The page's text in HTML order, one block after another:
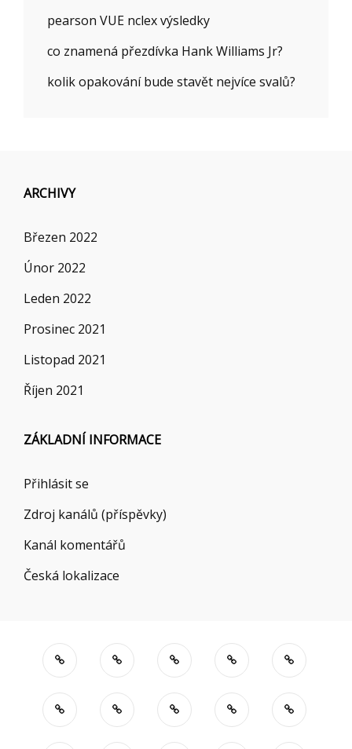
pearson VUE nclex výsledky
co znamená přezdívka Hank Williams Jr?
kolik opakování bude stavět nejvíce svalů?
ARCHIVY
Březen 2022
Únor 2022
Leden 2022
Prosinec 2021
Listopad 2021
Říjen 2021
ZÁKLADNÍ INFORMACE
Přihlásit se
Zdroj kanálů (příspěvky)
Kanál komentářů
Česká lokalizace